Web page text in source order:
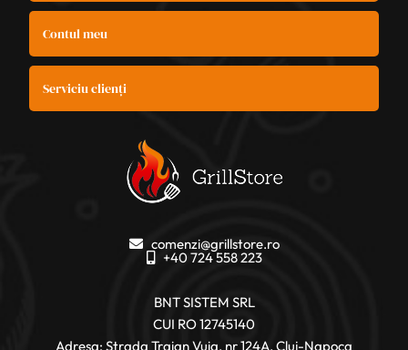
Contul meu
Serviciu clienți
comenzi@grillstore.ro
+40 724 558 223
BNT SISTEM SRL
CUI RO 12745140
Adresa: Strada Traian Vuia, nr 124A, Cluj-Napoca